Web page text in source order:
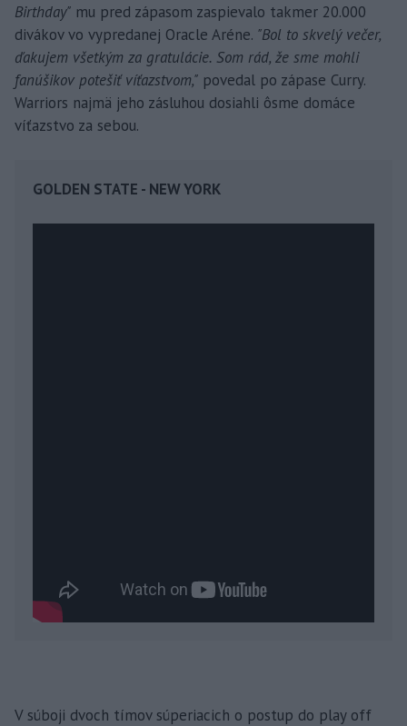
Birthday" mu pred zápasom zaspievalo takmer 20.000
divákov vo vypredanej Oracle Aréne. "Bol to skvelý večer,
ďakujem všetkým za gratulácie. Som rád, že sme mohli
fanúšikov potešiť víťazstvom," povedal po zápase Curry.
Warriors najmä jeho zásluhou dosiahli ôsme domáce
víťazstvo za sebou.
GOLDEN STATE - NEW YORK
V súboji dvoch tímov súperiacich o postup do play off